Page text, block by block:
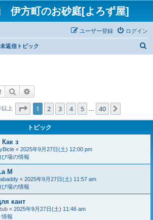
伊方町のお砂庭[よろず屋]
ログイン
ユーザー登録
未返信トピック
検索
以上 ページ1 ／
1 2 3 4 5 40
トピック
Как з
« 2025年9月27日(土) 12:00 pm
び場の情報
M
« 2025年9月27日(土) 11:57 am
び場の情報
кант
« 2025年9月27日(土) 11:46 am
情報